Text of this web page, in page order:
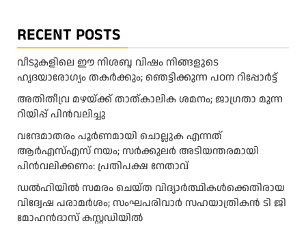
RECENT POSTS
വീടുകളിലെ ഈ നിശബ്ദ വിഷം നിങ്ങളുടെ
ഹൃദയാരോഗ്യം തകർക്കും; ഞെട്ടിക്കുന്ന പഠന റിപ്പോർട്ട്
അ​തി​തീ​വ്ര മ​ഴ​യ്ക്ക് താ​ത്കാ​ലി​ക ശ​മ​നം; ജാ​ഗ്ര​താ മു​ന്ന​
റി​യി​പ്പ് പി​ന്‍​വ​ലി​ച്ചു
വന്ദേമാതരം പൂർണമായി ചൊല്ലുക എന്നത്
ആര്‍എസ്എസ് നയം; സര്‍ക്കുലര്‍ അടിയന്തരമായി
പിന്‍വലിക്കണം: പ്രതിപക്ഷ നേതാവ്
ഡൽഹിയിൽ സമരം ചെയ്ത വിദ്യാർത്ഥികൾക്കെതിരായ
വിദ്വേഷ പരാമർശം; സംഘപരിവാർ സഹയാത്രികൻ ടി ജി
മോഹന്‍ദാസ് കസ്റ്റഡിയിൽ